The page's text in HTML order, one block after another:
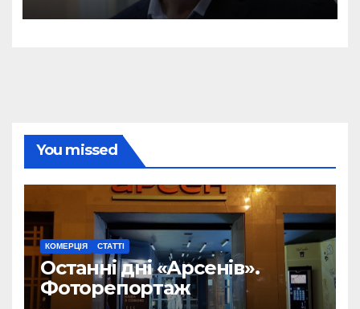
You missed
КОМЕРЦІЯ СТАТТІ
Останні дні «Арсенів».
Фоторепортаж